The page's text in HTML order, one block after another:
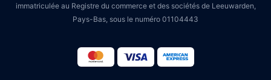
immatriculée au Registre du commerce et des sociétés de Leeuwarden,
Pays-Bas, sous le numéro 01104443